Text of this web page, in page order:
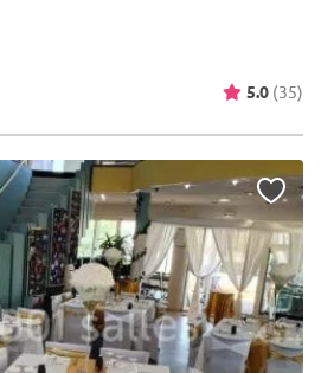
5.0 (35)